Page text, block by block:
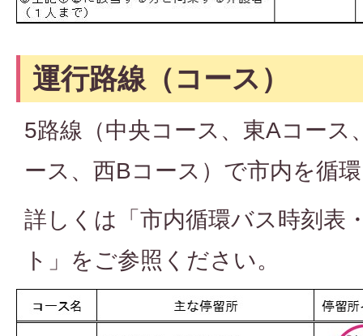
運行路線（コース）
5路線（中央コース、東Aコース
ース、西Bコース）で市内を循
詳しくは「市内循環バス時刻表
ト」をご参照ください。